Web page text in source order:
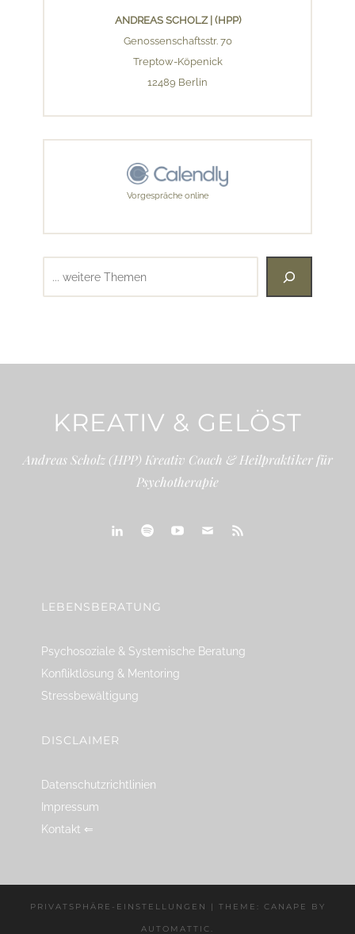
ANDREAS SCHOLZ | (HPP)
Genossenschaftsstr. 70
Treptow-Köpenick
12489 Berlin
Vorgespräche online
KREATIV & GELÖST
Andreas Scholz (HPP) Kreativ Coach & Heilpraktiker für
Psychotherapie
LEBENSBERATUNG
Psychosoziale & Systemische Beratung
Konfliktlösung & Mentoring
Stressbewältigung
DISCLAIMER
Datenschutzrichtlinien
Impressum
Kontakt ⇐
PRIVATSPHÄRE-EINSTELLUNGEN | THEME: CANAPE BY
AUTOMATTIC .